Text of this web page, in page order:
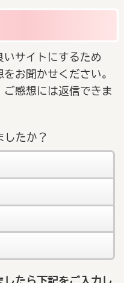
サイトにするため
お聞かせください。
感想には返信できま
したか？